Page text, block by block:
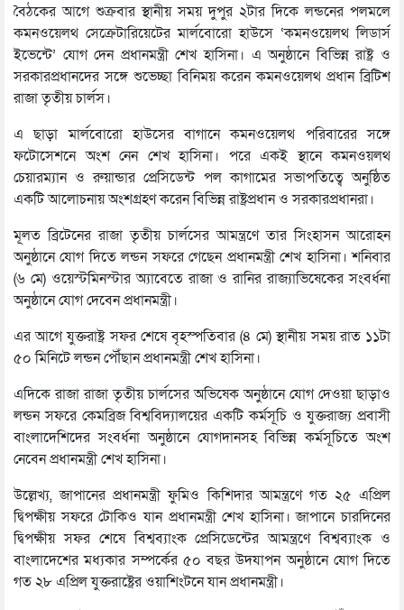
বৈঠকের আগে শুক্রবার স্থানীয় সময় দুপুর ২টার দিকে লন্ডনের পলমলে
কমনওয়েলথ সেক্রেটারিয়েটের মার্লবোরো হাউসে ‘কমনওয়েলথ লিডার্স
ইভেন্টে’ যোগ দেন প্রধানমন্ত্রী শেখ হাসিনা। এ অনুষ্ঠানে বিভিন্ন রাষ্ট্র ও
সরকারপ্রধানদের সঙ্গে শুভেচ্ছা বিনিময় করেন কমনওয়েলথ প্রধান ব্রিটিশ
রাজা তৃতীয় চার্লস।
এ ছাড়া মার্লবোরো হাউসের বাগানে কমনওয়েলথ পরিবারের সঙ্গে
ফটোসেশনে অংশ নেন শেখ হাসিনা। পরে একই স্থানে কমনওয়লথ
চেয়ারম্যান ও রুয়ান্ডার প্রেসিডেন্ট পল কাগামের সভাপতিত্বে অনুষ্ঠিত
একটি আলোচনায় অংশগ্রহণ করেন বিভিন্ন রাষ্ট্রপ্রধান ও সরকারপ্রধানরা।
মূলত ব্রিটেনের রাজা তৃতীয় চার্লসের আমন্ত্রণে তার সিংহাসন আরোহন
অনুষ্ঠানে যোগ দিতে লন্ডন সফরে গেছেন প্রধানমন্ত্রী শেখ হাসিনা। শনিবার
(৬ মে) ওয়েস্টমিনস্টার অ্যাবেতে রাজা ও রানির রাজ্যাভিষেকের সংবর্ধনা
অনুষ্ঠানে যোগ দেবেন প্রধানমন্ত্রী।
এর আগে যুক্তরাষ্ট্র সফর শেষে বৃহস্পতিবার (৪ মে) স্থানীয় সময় রাত ১১টা
৫০ মিনিটে লন্ডন পৌঁছান প্রধানমন্ত্রী শেখ হাসিনা।
এদিকে রাজা রাজা তৃতীয় চার্লসের অভিষেক অনুষ্ঠানে যোগ দেওয়া ছাড়াও
লন্ডন সফরে কেমব্রিজ বিশ্ববিদ্যালয়ের একটি কর্মসূচি ও যুক্তরাজ্য প্রবাসী
বাংলাদেশিদের সংবর্ধনা অনুষ্ঠানে যোগদানসহ বিভিন্ন কর্মসূচিতে অংশ
নেবেন প্রধানমন্ত্রী শেখ হাসিনা।
উল্লেখ্য, জাপানের প্রধানমন্ত্রী ফুমিও কিশিদার আমন্ত্রণে গত ২৫ এপ্রিল
দ্বিপক্ষীয় সফরে টোকিও যান প্রধানমন্ত্রী শেখ হাসিনা। জাপানে চারদিনের
দ্বিপক্ষীয় সফর শেষে বিশ্বব্যাংক প্রেসিডেন্টের আমন্ত্রণে বিশ্বব্যাংক ও
বাংলাদেশের মধ্যকার সম্পর্কের ৫০ বছর উদযাপন অনুষ্ঠানে যোগ দিতে
গত ২৮ এপ্রিল যুক্তরাষ্ট্রের ওয়াশিংটনে যান প্রধানমন্ত্রী।